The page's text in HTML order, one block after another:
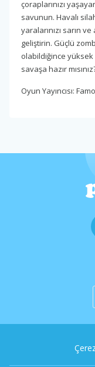
çoraplarınızı
savunun. Havalı
yaralarınızı sarın
geliştirin. Güçlü
olabildiğince
savaşa hazır
Oyun Yayıncısı: